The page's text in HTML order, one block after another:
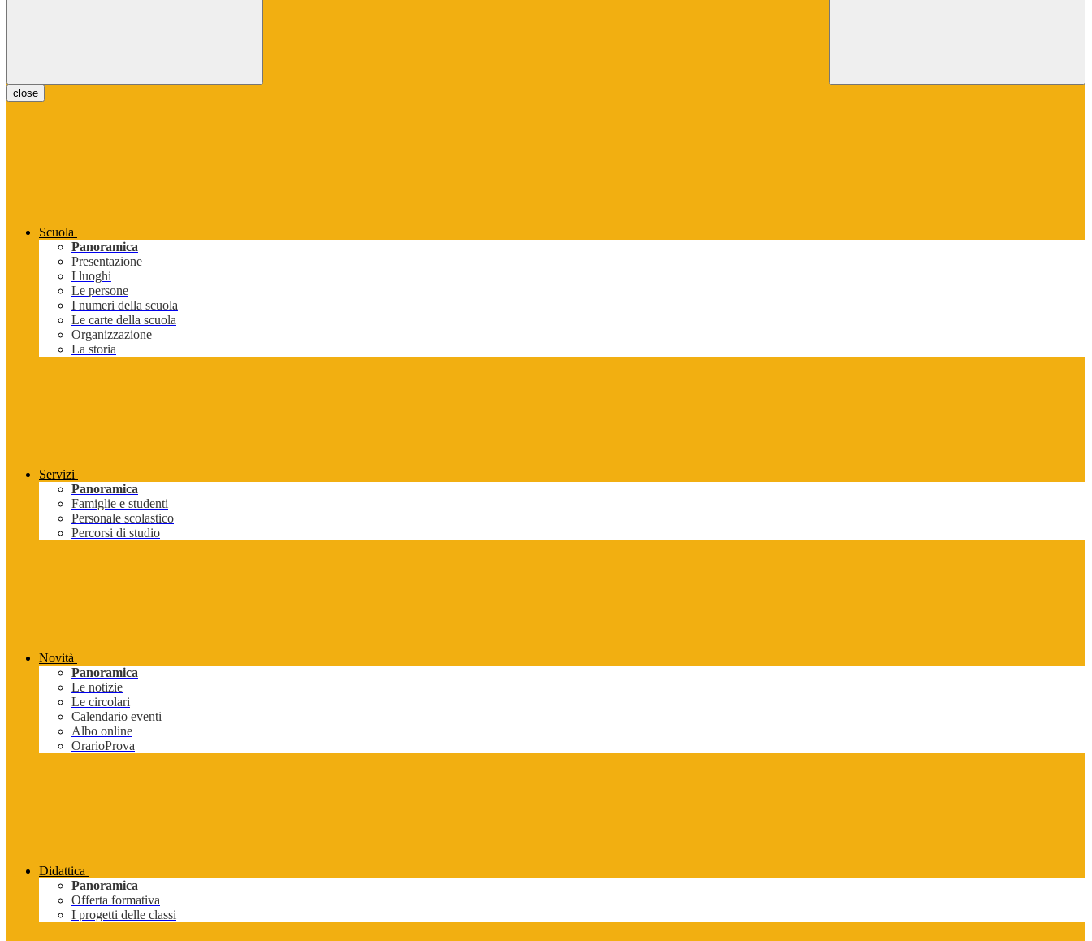
close
Scuola
Panoramica
Presentazione
I luoghi
Le persone
I numeri della scuola
Le carte della scuola
Organizzazione
La storia
Servizi
Panoramica
Famiglie e studenti
Personale scolastico
Percorsi di studio
Novità
Panoramica
Le notizie
Le circolari
Calendario eventi
Albo online
OrarioProva
Didattica
Panoramica
Offerta formativa
I progetti delle classi